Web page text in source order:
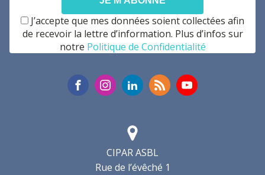
CIPAR ASBL
Rue de l’évêché 1
J’accepte que mes données soient collectées afin
de recevoir la lettre d’information. Plus d’infos sur
notre Politique de Confidentialité